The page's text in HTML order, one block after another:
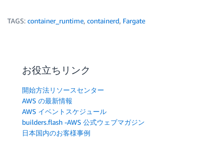
TAGS: container_runtime, containerd, Fargate
お役立ちリンク
開始方法リソースセンター
AWS の最新情報
AWS イベントスケジュール
builders.flash -AWS 公式ウェブマガジン
日本国内のお客様事例